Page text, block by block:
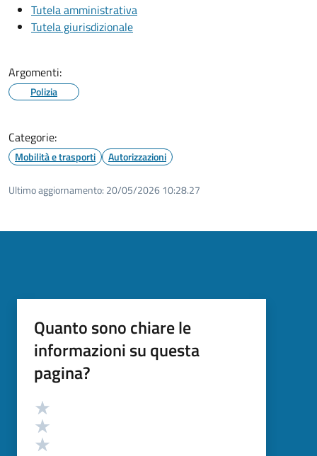
Tutela amministrativa
Tutela giurisdizionale
Argomenti:
Polizia
Categorie:
Mobilità e trasporti Autorizzazioni
Ultimo aggiornamento: 20/05/2026 10:28.27
Quanto sono chiare le
informazioni su questa
pagina?
Valutazione